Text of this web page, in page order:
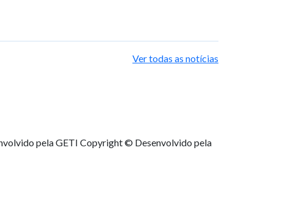
Ver todas as notícias
pela GETI Copyright © Desenvolvido pela